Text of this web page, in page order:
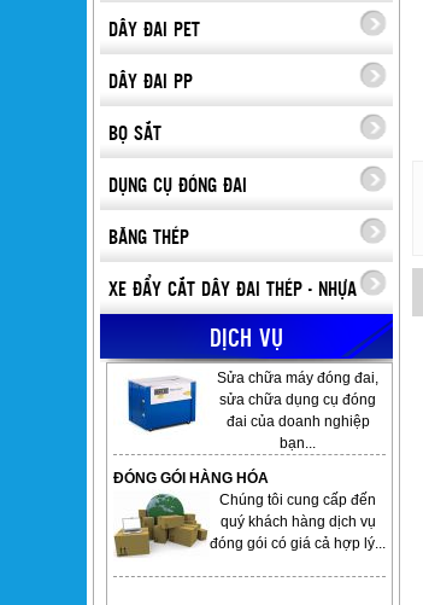
DÂY ĐAI PET
DÂY ĐAI PP
BỌ SẮT
DỤNG CỤ ĐÓNG ĐAI
BĂNG THÉP
XE ĐẨY CẮT DÂY ĐAI THÉP - NHỰA
DỊCH VỤ
SỬA CHỬA MÁY ĐÓNG ĐAI
Sửa chữa máy đóng đai,
sửa chữa dụng cụ đóng
đai của doanh nghiệp
bạn...
Chúng tôi cung cấp đến
quý khách hàng dịch vụ
đóng gói có giá cả hợp lý...